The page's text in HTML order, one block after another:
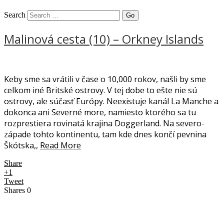
Search
Malinová cesta (10) – Orkney Islands
Keby sme sa vrátili v čase o 10,000 rokov, našli by sme
celkom iné Britské ostrovy. V tej dobe to ešte nie sú
ostrovy, ale súčasť Európy. Neexistuje kanál La Manche a
dokonca ani Severné more, namiesto ktorého sa tu
rozprestiera rovinatá krajina Doggerland. Na severo-
západe tohto kontinentu, tam kde dnes končí pevnina
Škótska,, Read More
Share
+1
Tweet
Shares 0